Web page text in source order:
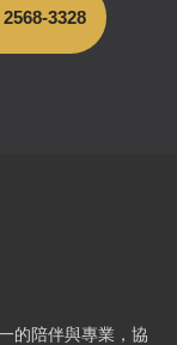
3328
的陪伴與專業，協